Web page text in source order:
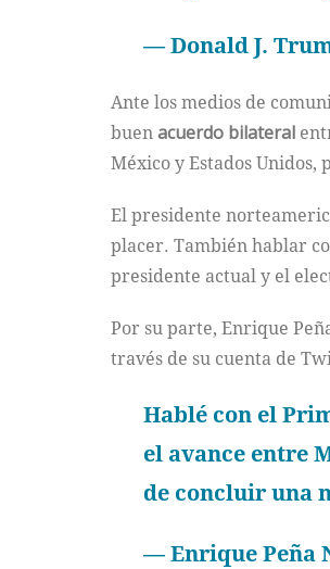
— Donald J.
Ante los medios de
buenacuerdo bilateral
México y Estados
El presidente
placer. También hablar
presidente actual y el
Por su parte, Enrique
través de su cuenta de
Hablé con el
el avance entre
de concluir una
— Enrique Peña